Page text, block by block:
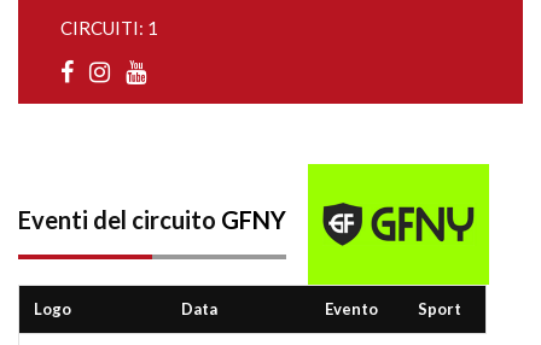
CIRCUITI: 1
Eventi del circuito GFNY
Logo Data Evento Sport